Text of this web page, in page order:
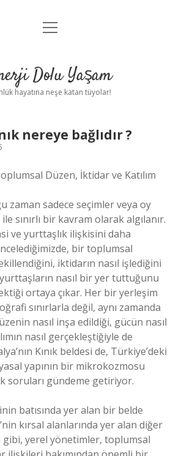
Anasayfa
Yasal Uyarı
menüyü
Dolu Yaşam
hayatına neşe katan tüyolar!
nereye bağlıdır ?
Düzen, İktidar ve Katılım
zaman sadece seçimler veya oy
sınırlı bir kavram olarak algılanır.
ve yurttaşlık ilişkisini daha
bir toplumsal
iktidarın nasıl işlediğini
nasıl bir yer tuttuğunu
ortaya çıkar. Her bir yerleşim
sınırlarla değil, aynı zamanda
nasıl inşa edildiği, gücün nasıl
nasıl gerçekleştiğiyle de
Kınık beldesi de, Türkiye’deki
yapının bir mikrokozmosu
soruları gündeme getiriyor.
batısında yer alan bir belde
kırsal alanlarında yer alan diğer
yerel yönetimler, toplumsal